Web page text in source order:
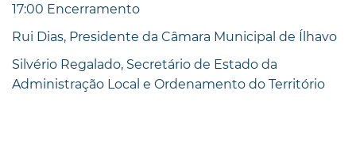
17:00 Encerramento
Rui Dias, Presidente da Câmara Municipal de Ílhavo
Silvério Regalado, Secretário de Estado da
Administração Local e Ordenamento do Território